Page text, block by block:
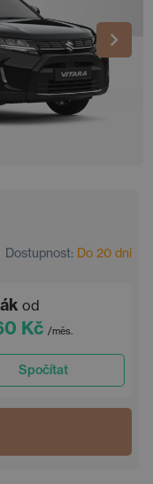
Dostupnost: Do 20 dní
od
Kč /měs.
Spočítat